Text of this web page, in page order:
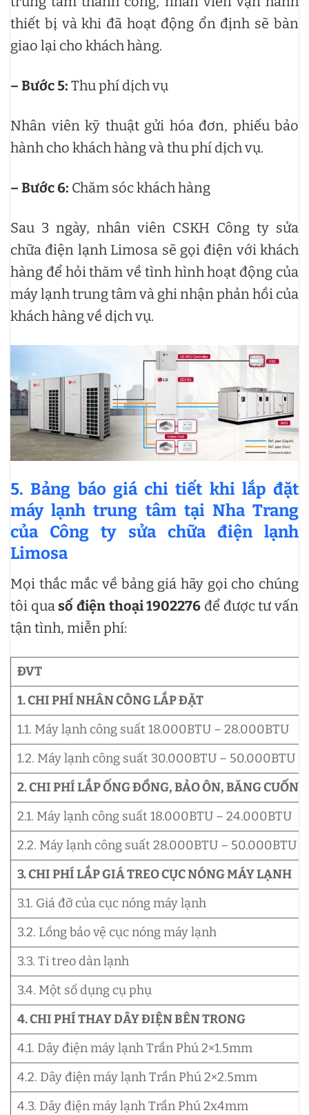
thiết bị và khi đã hoạt động ổn định sẽ bàn
giao lại cho khách hàng.
– Bước 5: Thu phí dịch vụ
Nhân viên kỹ thuật gửi hóa đơn, phiếu bảo
hành cho khách hàng và thu phí dịch vụ.
– Bước 6: Chăm sóc khách hàng
Sau 3 ngày, nhân viên CSKH Công ty sửa
chữa điện lạnh Limosa sẽ gọi điện với khách
hàng để hỏi thăm về tình hình hoạt động của
máy lạnh trung tâm và ghi nhận phản hồi của
khách hàng về dịch vụ.
5. Bảng báo giá chi tiết khi lắp đặt
máy lạnh trung tâm tại Nha Trang
của Công ty sửa chữa điện lạnh
Limosa
Mọi thắc mắc về bảng giá hãy gọi cho chúng
tôi quasố điện thoại 1902276 để được tư vấn
tận tình, miễn phí:
ĐVT
1. CHI PHÍ NHÂN CÔNG LẮP ĐẶT
1.1. Máy lạnh công suất 18.000BTU – 28.000BTU
1.2. Máy lạnh công suất 30.000BTU – 50.000BTU
2. CHI PHÍ LẮP ỐNG ĐỒNG, BẢO ÔN, BĂNG CUỐN
2.1. Máy lạnh công suất 18.000BTU – 24.000BTU
2.2. Máy lạnh công suất 28.000BTU – 50.000BTU
3. CHI PHÍ LẮP GIÁ TREO CỤC NÓNG MÁY LẠNH
3.1. Giá đỡ của cục nóng máy lạnh
3.2. Lồng bảo vệ cục nóng máy lạnh
3.3. Ti treo dàn lạnh
3.4. Một số dụng cụ phụ
4. CHI PHÍ THAY DÂY ĐIỆN BÊN TRONG
4.1. Dây điện máy lạnh Trần Phú 2×1.5mm
4.2. Dây điện máy lạnh Trần Phú 2×2.5mm
4.3. Dây điện máy lạnh Trần Phú 2x4mm